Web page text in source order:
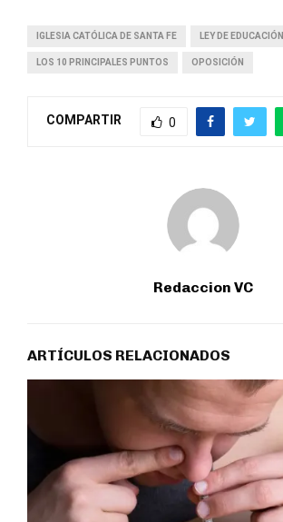
IGLESIA CATÓLICA DE SANTA FE LEY DE EDUCACIÓN
LOS 10 PRINCIPALES PUNTOS OPOSICIÓN
COMPARTIR 0
Redaccion VC
ARTÍCULOS RELACIONADOS